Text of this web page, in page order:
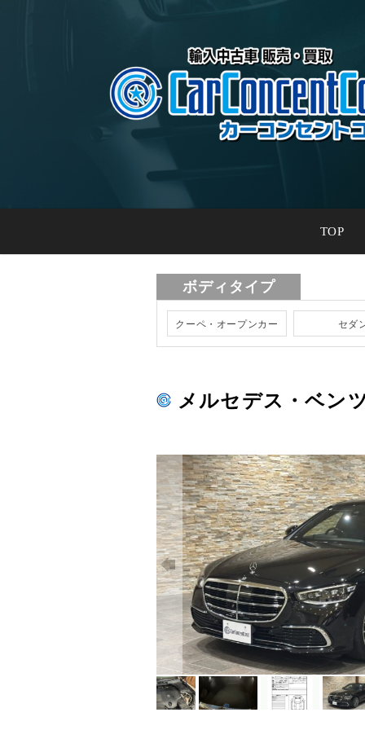
TOP
ボディタイプ
クーペ・オープンカー セダ
メルセデス・ベン